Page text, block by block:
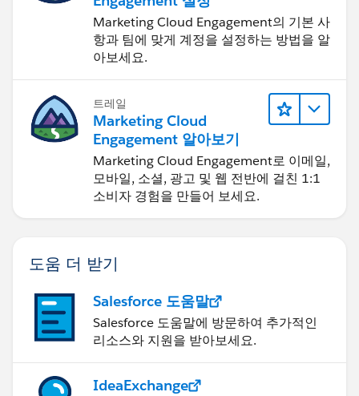
Marketing Cloud Engagement의 기본 사
항과 팀에 맞게 계정을 설정하는 방법을 알
아보세요.
트레일
Marketing Cloud
Engagement 알아보기
Marketing Cloud Engagement로 이메일,
모바일, 소셜, 광고 및 웹 전반에 걸친 1:1
소비자 경험을 만들어 보세요.
도움 더 받기
Salesforce 도움말
Salesforce 도움말에 방문하여 추가적인
리소스와 지원을 받아보세요.
IdeaExchange